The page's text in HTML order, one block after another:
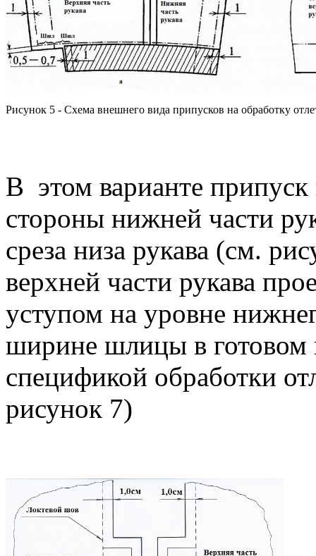
Рисунок 5 - Схема внешнего вида припусков на обработку
В этом варианте
стороны нижней части
среза низа рукава (см.
верхней части рукава
уступом на уровне
ширине шлицы в готовом
спецификой обработки
рисунок 7)